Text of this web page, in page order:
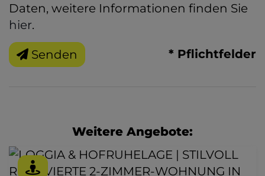
Daten, weitere Informationen finden Sie
hier.
Senden * Pflichtfelder
Weitere Angebote: